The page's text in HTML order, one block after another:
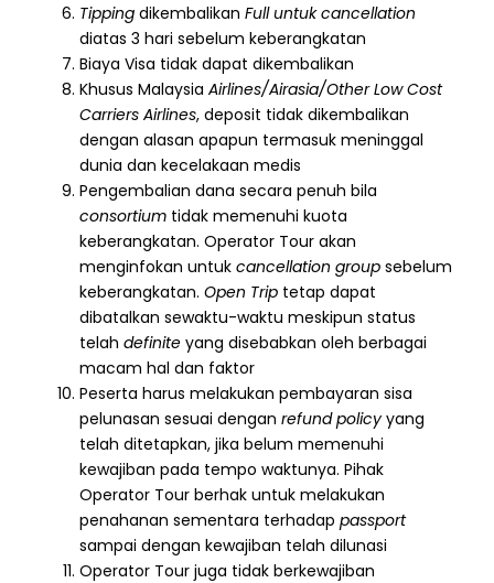
Tipping dikembalikan Full untuk cancellation
diatas 3 hari sebelum keberangkatan
Biaya Visa tidak dapat dikembalikan
Khusus Malaysia Airlines/Airasia/Other Low Cost
Carriers Airlines, deposit tidak dikembalikan
dengan alasan apapun termasuk meninggal
dunia dan kecelakaan medis
Pengembalian dana secara penuh bila
consortium tidak memenuhi kuota
keberangkatan. Operator Tour akan
menginfokan untuk cancellation group sebelum
keberangkatan. Open Trip tetap dapat
dibatalkan sewaktu-waktu meskipun status
telah definite yang disebabkan oleh berbagai
macam hal dan faktor
Peserta harus melakukan pembayaran sisa
pelunasan sesuai dengan refund policyyang
telah ditetapkan, jika belum memenuhi
kewajiban pada tempo waktunya. Pihak
Operator Tour berhak untuk melakukan
penahanan sementara terhadap passport
sampai dengan kewajiban telah dilunasi
Operator Tour juga tidak berkewajiban